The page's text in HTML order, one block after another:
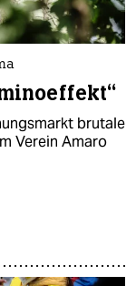
brutale
Verein Amaro